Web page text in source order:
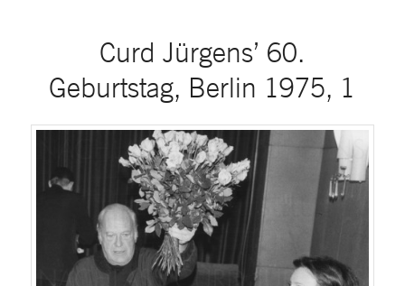
Curd Jürgens’ 60.
Geburtstag, Berlin 1975, 1